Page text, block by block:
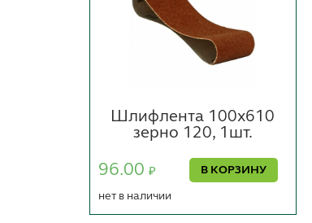
Шлифлента 100х610
зерно 120, 1шт.
96.00 ₽ В КОРЗИНУ
нет в наличии